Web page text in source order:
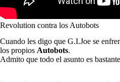
Revolution contra los Autobots
Cuando les digo que G.I.Joe se
los propios Autobots.
Admito que todo el asunto es